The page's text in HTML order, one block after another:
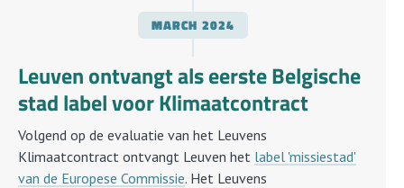
MARCH 2024
Leuven ontvangt als eerste Belgische
stad label voor Klimaatcontract
Volgend op de evaluatie van het Leuvens
Klimaatcontract ontvangt Leuven het label 'missiestad'
van de Europese Commissie. Het Leuvens